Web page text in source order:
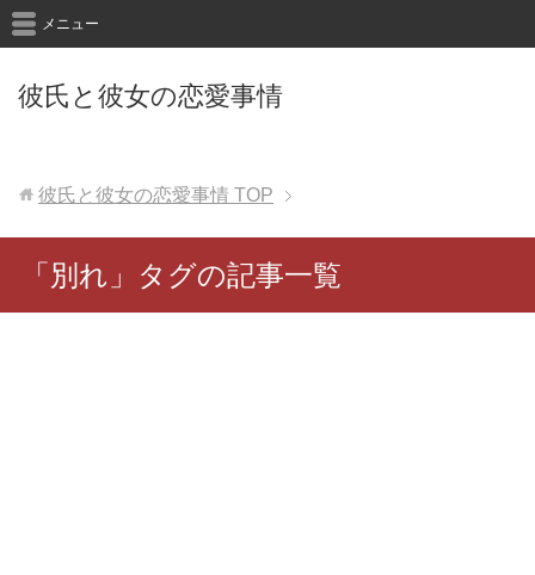
彼氏と彼女の恋愛事情
メニュー
彼氏と彼女の恋愛事情 TOP
「別れ」タグの記事一覧